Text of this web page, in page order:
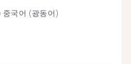
중국어 (광동어)